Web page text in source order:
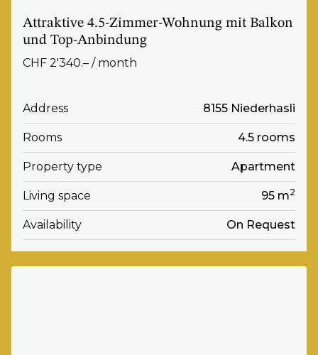
Attraktive 4.5-Zimmer-Wohnung mit Balkon
und Top-Anbindung
CHF 2'340.– / month
Address 8155 Niederhasli
Rooms 4.5 rooms
Property type Apartment
Living space 95 m2
Availability On Request